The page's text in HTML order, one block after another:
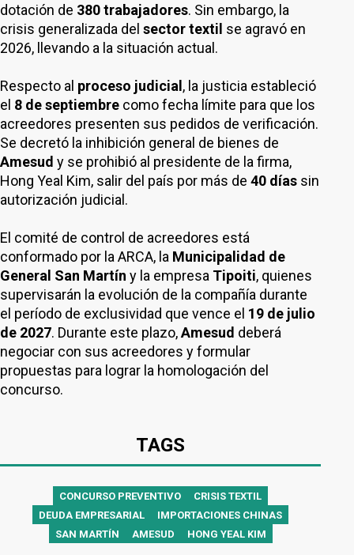
dotación de 380 trabajadores. Sin embargo, la
crisis generalizada del sector textil se agravó en
2026, llevando a la situación actual.
Respecto al proceso judicial , la justicia estableció
el 8 de septiembre como fecha límite para que los
acreedores presenten sus pedidos de verificación.
Se decretó la inhibición general de bienes de
Amesud y se prohibió al presidente de la firma,
Hong Yeal Kim, salir del país por más de 40 días sin
autorización judicial.
El comité de control de acreedores está
conformado por la ARCA, la Municipalidad de
General San Martín y la empresa Tipoiti, quienes
supervisarán la evolución de la compañía durante
el período de exclusividad que vence el 19 de julio
de 2027. Durante este plazo,Amesud deberá
negociar con sus acreedores y formular
propuestas para lograr la homologación del
concurso.
TAGS
CONCURSO PREVENTIVO
CRISIS TEXTIL
DEUDA EMPRESARIAL
IMPORTACIONES CHINAS
SAN MARTÍN
AMESUD HONG YEAL KIM